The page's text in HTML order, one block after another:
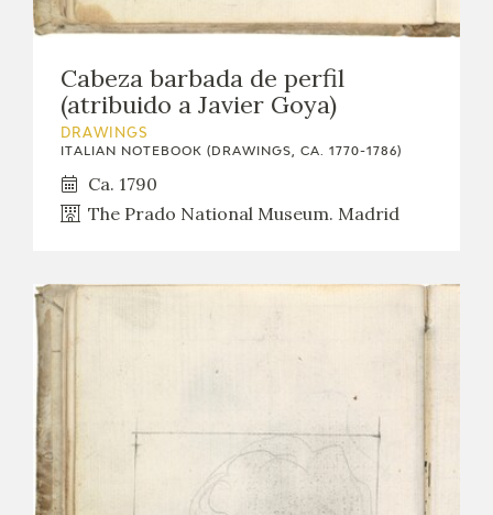
Cabeza barbada de perfil
(atribuido a Javier Goya)
DRAWINGS
ITALIAN NOTEBOOK (DRAWINGS, CA. 1770-1786)
Ca. 1790
The Prado National Museum. Madrid